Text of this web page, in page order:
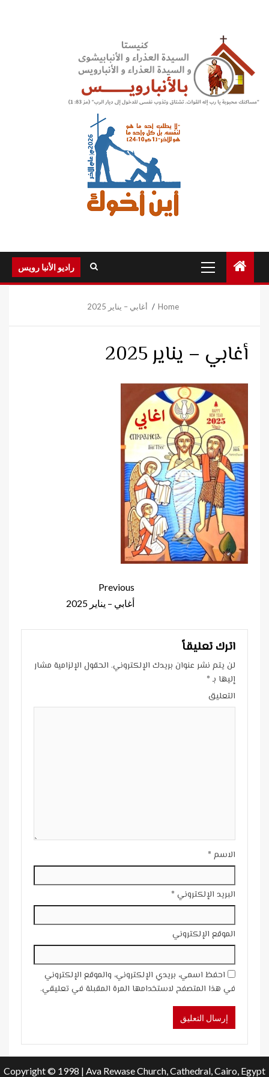
Menu
راديو الأنبا رويس
Home أغابي – يناير 2025
أغابي – يناير 2025
Previous
أغابي – يناير 2025
اترك تعليقاً
لن يتم نشر عنوان بريدك الإلكتروني. الحقول الإلزامية مشار
إليها بـ*
التعليق
الاسم *
البريد الإلكتروني *
الموقع الإلكتروني
احفظ اسمي، بريدي الإلكتروني، والموقع الإلكتروني
في هذا المتصفح لاستخدامها المرة المقبلة في تعليقي.
Copyright © 1998 | Ava Rewase Church, Cathedral, Cairo, Egypt